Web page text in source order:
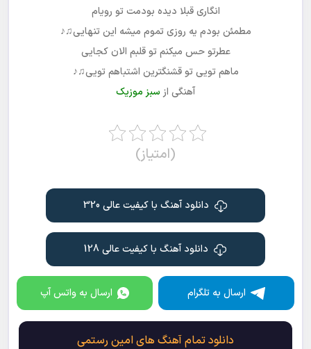
انگاری قبلا دیده بودمت تو رویام
مطمئن بودم یه روزی تموم میشه این تنهایی♫♪
عطرتو حس میکنم تو قلبم الان کجایی
ماهم تویی تو قشنگترین اشتباهم تویی♫♪
آهنگی از سبز موزیک
(امتیاز)
دانلود آهنگ با کیفیت عالی 320
دانلود آهنگ با کیفیت عالی 128
ارسال به تلگرام ارسال به واتس آپ
دانلود تمام آهنگ های امین رستمی